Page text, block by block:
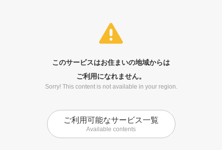
このサービスはお住まいの地域からは
ご利用になれません。
Sorry! This content is not available in your region.
ご利用可能なサービス一覧
Available contents